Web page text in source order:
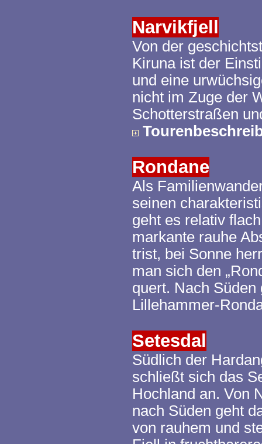
Narvikfjell
Von der
Kiruna ist der
und eine
nicht im Zuge der
Schotterstraßen
Rondane
Als
seinen
geht es relativ
markante rauhe
trist, bei Sonne
man sich den
quert. Nach
Lillehammer-
Setesdal
Südlich der
schließt sich das
Hochland an. Von
nach Süden geht
von rauhem und